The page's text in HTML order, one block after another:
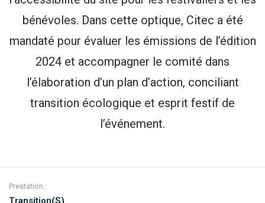
bénévoles. Dans cette optique, Citec a été
mandaté pour évaluer les émissions de l’édition
2024 et accompagner le comité dans
l’élaboration d’un plan d’action, conciliant
transition écologique et esprit festif de
l’événement.
Prestation :
Transition(S)